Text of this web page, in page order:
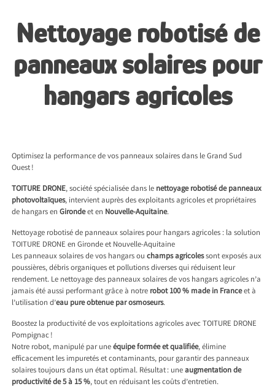
contentNettoyage robotisé de
panneaux solaires pour
hangars agricoles
Optimisez la performance de vos panneaux solaires dans le Grand Sud
Ouest !
TOITURE DRONE, société spécialisée dans le nettoyage robotisé de panneaux
photovoltaïques, intervient auprès des exploitants agricoles et propriétaires
de hangars enGirondeet en Nouvelle-Aquitaine.
Nettoyage robotisé de panneaux solaires pour hangars agricoles : la solution
TOITURE DRONE en Gironde et Nouvelle-Aquitaine
Les panneaux solaires de vos hangars ouchamps agricolessont exposés aux
poussières, débris organiques et pollutions diverses qui réduisent leur
rendement. Le nettoyage des panneaux solaires de vos hangars agricoles n’a
jamais été aussi performant grâce à notre robot 100 % made in Franceet à
l’utilisation d’eau pure obtenue par osmoseurs.
Boostez la productivité de vos exploitations agricoles avec TOITURE DRONE
Pompignac !
Notre robot, manipulé par uneéquipe formée et qualifiée, élimine
efficacement les impuretés et contaminants, pour garantir des panneaux
solaires toujours dans un état optimal. Résultat : uneaugmentation de
productivité de 5 à 15 %, tout en réduisant les coûts d’entretien.